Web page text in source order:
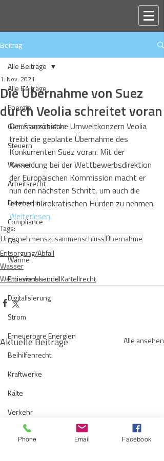
Beitrag
Alle Beiträge
Energie
Genossenschaften
Steuern
Wasser
Arbeitsrecht
Datenschutz
Compliance
Gas
Wärme
Emissionshandel
Digitalisierung
Strom
Erneuerbare Energien
Beihilfenrecht
Kraftwerke
Kälte
Verkehr
Entsorgung/Abfall
Alle Beiträge
Die Übernahme von Suez
durch Veolia schreitet voran
1. Nov. 2021
Der französische Umweltkonzern Veolia
treibt die geplante Übernahme des
Konkurrenten Suez voran. Mit der
Anmeldung bei der Wettbewerbsdirektion
der Europäischen Kommission macht er
nun den nächsten Schritt, um auch die
letzten bürokratischen Hürden zu nehmen.
Weiterlesen
Tags:
UnternehmenszusammenschlussÜbernahme
Entsorgung/Abfall
Wasser
Wettbewerbs- und Kartellrecht
Aktuelle Beiträge Alle ansehen
Phone Email Facebook